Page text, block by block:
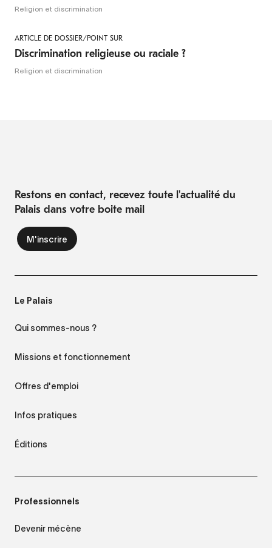
Religion et discrimination
ARTICLE DE DOSSIER/POINT SUR
Discrimination religieuse ou raciale ?
Religion et discrimination
Restons en contact, recevez toute l'actualité du
Palais dans votre boite mail
Le Palais
Qui sommes-nous ?
Missions et fonctionnement
Offres d'emploi
Infos pratiques
Éditions
Professionnels
Devenir mécène